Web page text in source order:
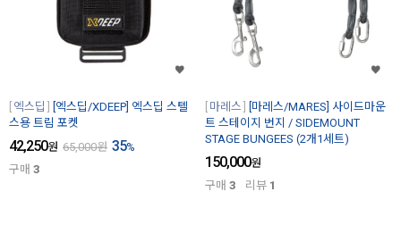
엑스딥
[엑스딥/XDEEP] 엑스딥 스텔
스용 트림 포켓
42,250원 65,000원 35%
구매 3
마레스
[마레스/MARES] 사이드마운
트 스테이지 번지 / SIDEMOUNT
STAGE BUNGEES (2개1세트)
150,000원
구매 3 리뷰 1